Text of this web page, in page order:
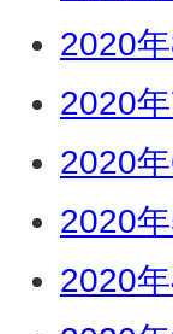
2020年
2020年
2020年
2020年
2020年